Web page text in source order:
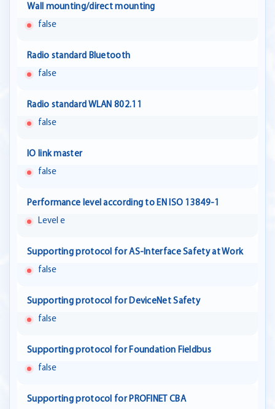
Wall mounting/direct mounting
false
Radio standard Bluetooth
false
Radio standard WLAN 802.11
false
IO link master
false
Performance level according to EN ISO 13849-1
Level e
Supporting protocol for AS-Interface Safety at Work
false
Supporting protocol for DeviceNet Safety
false
Supporting protocol for Foundation Fieldbus
false
Supporting protocol for PROFINET CBA